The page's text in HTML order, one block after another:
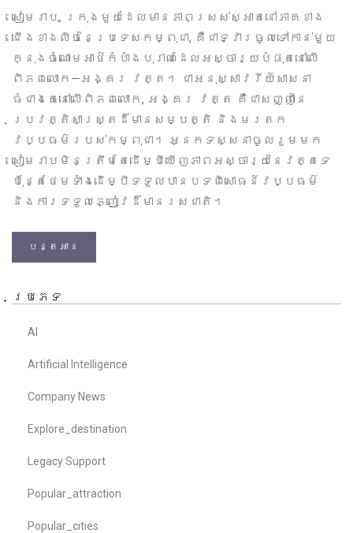
សៀមរាប, ក្រុងមួយដែលមានភាពស្រស់ស្អាតនៅភាគខាង
ជើងខាងលិចនៃប្រទេសកម្ពុជា, គឺជាទ្វារចូលទៅកាន់មួយ
ក្នុងចំណោមអាថ៌កំបាំងបុរាណដែលអស្ចារ្យបំផុតនៅលើ
ពិភពលោក—អង្គរ វត្ត។ ជាអនុស្សាវរីយ៍សាសនា
ធំជាងគេនៅលើពិភពលោក, អង្គរ វត្ត គឺជាសញ្ញានៃ
ប្រវត្តិសាស្ត្រដ៏មានសម្បត្តិ និងមរតក
វប្បធម៌របស់កម្ពុជា។ អ្នកទស្សនាចូលរួមមក
សៀមរាបមិនត្រឹមតែដើម្បីឃើញភាពអស្ចារ្យនៃវត្តទេ
ប៉ុន្តែថែមទាំងដើម្បីទទួលបានបទពិសោធន៍វប្បធម៌
និងការទទួលភ្ញៀវដ៏មានរសជាតិ។
បន្តអាន
ប្រភេទ
AI
Artificial Intelligence
Company News
Explore_destination
Legacy Support
Popular_attraction
Popular_cities